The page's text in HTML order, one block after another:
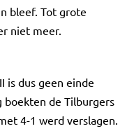
bleef. Tot grote
niet meer.
is dus geen einde
boekten de Tilburgers
4-1 werd verslagen.